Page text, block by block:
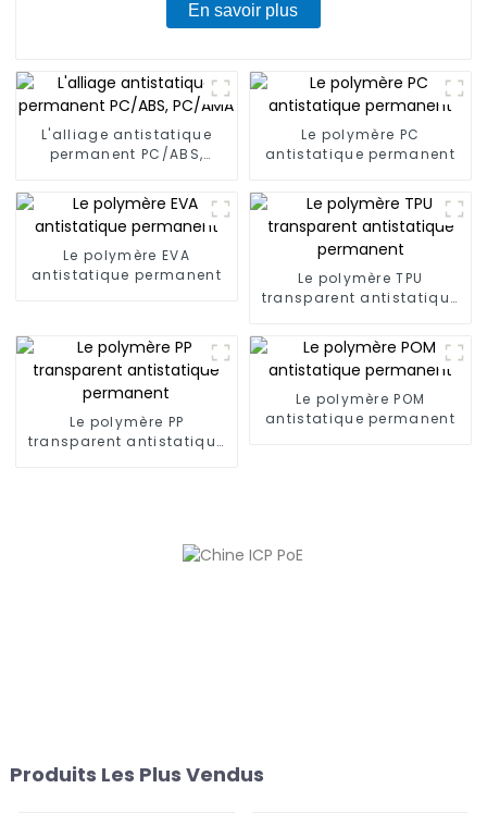
En savoir plus
L'alliage antistatique
permanent PC/ABS,
Le polymère PC
antistatique permanent
Le polymère EVA
antistatique permanent
Le polymère TPU
transparent antistatique
Le polymère PP
transparent antistatique
Le polymère POM
antistatique permanent
Produits Les Plus Vendus